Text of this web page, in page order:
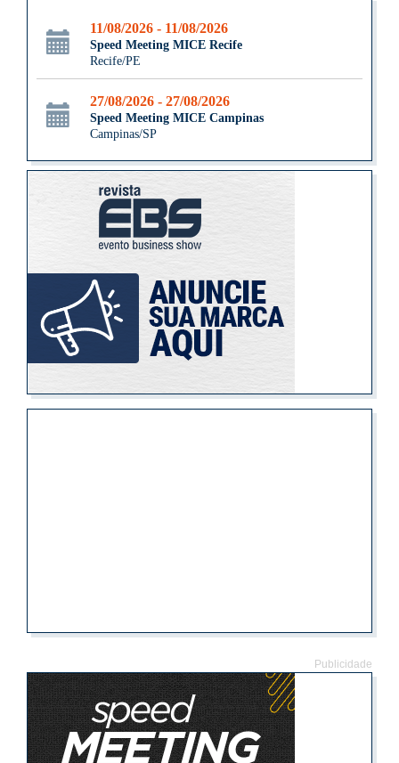
11/08/2026 - 11/08/2026
Speed Meeting MICE Recife
Recife/PE
27/08/2026 - 27/08/2026
Speed Meeting MICE Campinas
Campinas/SP
Publicidade